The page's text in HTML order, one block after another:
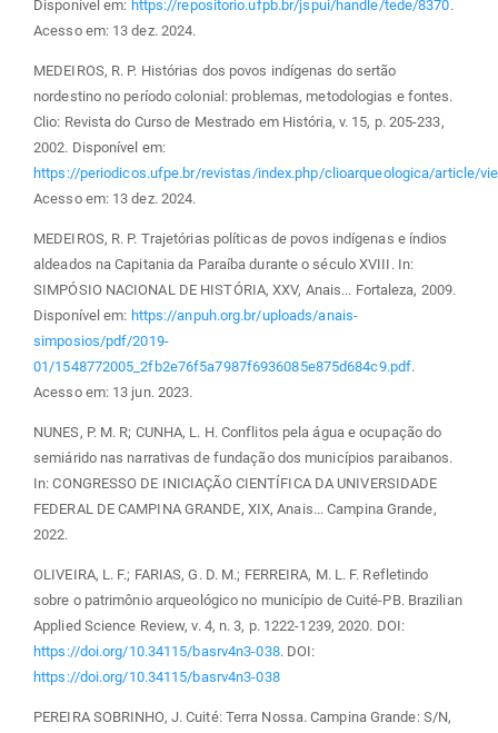
Disponível em: https://repositorio.ufpb.br/jspui/handle/tede/8370.
Acesso em: 13 dez. 2024.
MEDEIROS, R. P. Histórias dos povos indígenas do sertão
nordestino no período colonial: problemas, metodologias e fontes.
Clio: Revista do Curso de Mestrado em História, v. 15, p. 205-233,
2002. Disponível em:
https://periodicos.ufpe.br/revistas/index.php/clioarqueologica/article/
Acesso em: 13 dez. 2024.
MEDEIROS, R. P. Trajetórias políticas de povos indígenas e índios
aldeados na Capitania da Paraíba durante o século XVIII. In:
SIMPÓSIO NACIONAL DE HISTÓRIA, XXV, Anais... Fortaleza, 2009.
Disponível em: https://anpuh.org.br/uploads/anais-
simposios/pdf/2019-
01/1548772005_2fb2e76f5a7987f6936085e875d684c9.pdf.
Acesso em: 13 jun. 2023.
NUNES, P. M. R; CUNHA, L. H. Conflitos pela água e ocupação do
semiárido nas narrativas de fundação dos municípios paraibanos.
In: CONGRESSO DE INICIAÇÃO CIENTÍFICA DA UNIVERSIDADE
FEDERAL DE CAMPINA GRANDE, XIX, Anais... Campina Grande,
2022.
OLIVEIRA, L. F.; FARIAS, G. D. M.; FERREIRA, M. L. F. Refletindo
sobre o patrimônio arqueológico no município de Cuité-PB. Brazilian
Applied Science Review, v. 4, n. 3, p. 1222-1239, 2020. DOI:
https://doi.org/10.34115/basrv4n3-038. DOI:
https://doi.org/10.34115/basrv4n3-038
PEREIRA SOBRINHO, J. Cuité: Terra Nossa. Campina Grande: S/N,